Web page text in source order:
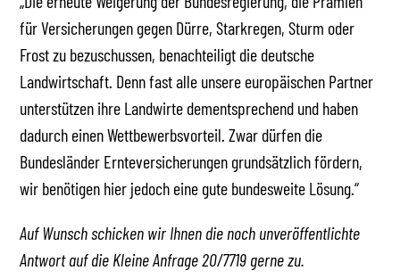
für Versicherungen gegen Dürre, Starkregen, Sturm oder
Frost zu bezuschussen, benachteiligt die deutsche
Landwirtschaft. Denn fast alle unsere europäischen Partner
unterstützen ihre Landwirte dementsprechend und haben
dadurch einen Wettbewerbsvorteil. Zwar dürfen die
Bundesländer Ernteversicherungen grundsätzlich fördern,
wir benötigen hier jedoch eine gute bundesweite Lösung.“
Auf Wunsch schicken wir Ihnen die noch unveröffentlichte
Antwort auf die Kleine Anfrage 20/7719 gerne zu.